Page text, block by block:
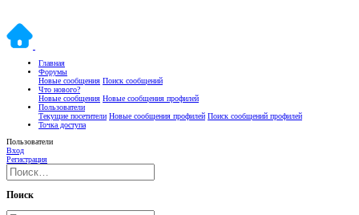
Главная
Форумы
Новые сообщения Поиск сообщений
Что нового?
Новые сообщения Новые сообщения профилей
Пользователи
Текущие посетители Новые сообщения профилей Поиск сообщений профилей
Точка доступа
Пользователи
Вход
Регистрация
Поиск